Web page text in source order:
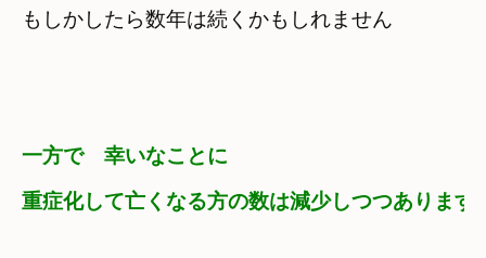
もしかしたら数年は続くかもしれません
一方で　幸いなことに
重症化して亡くなる方の数は減少しつつあります